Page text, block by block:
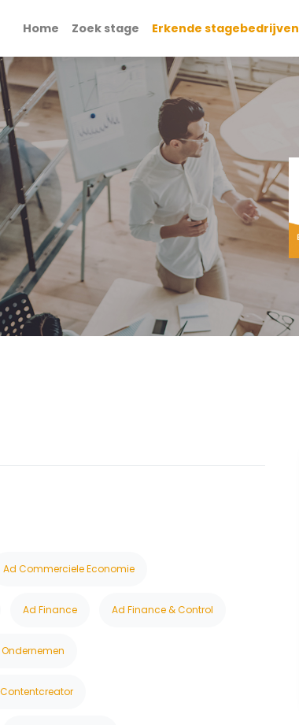
Home Zoek stage Erkende stagebedrijven
Ad Commerciele Economie
Ad Finance Ad Finance & Control